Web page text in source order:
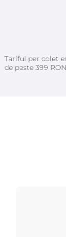
Tariful per colet
de peste 399